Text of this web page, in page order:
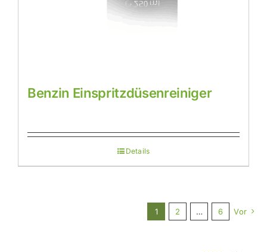
Benzin Einspritzdüsenreiniger
Details
1 2 … 6 Vor